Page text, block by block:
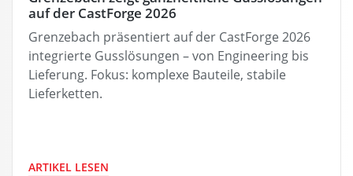
auf der CastForge 2026
Grenzebach präsentiert auf der CastForge 2026
integrierte Gusslösungen – von Engineering bis
Lieferung. Fokus: komplexe Bauteile, stabile
Lieferketten.
ARTIKEL LESEN